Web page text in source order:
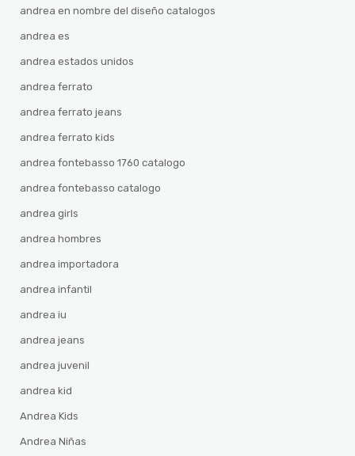
andrea en nombre del diseño catalogos
andrea es
andrea estados unidos
andrea ferrato
andrea ferrato jeans
andrea ferrato kids
andrea fontebasso 1760 catalogo
andrea fontebasso catalogo
andrea girls
andrea hombres
andrea importadora
andrea infantil
andrea iu
andrea jeans
andrea juvenil
andrea kid
Andrea Kids
Andrea Niñas